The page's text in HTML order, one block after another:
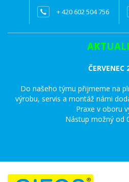
+ 420 602 504 756
ČERVENEC
Do našeho týmu přijmeme na
výrobu, servis a montáž námi
Praxe v oboru
Nástup možný od